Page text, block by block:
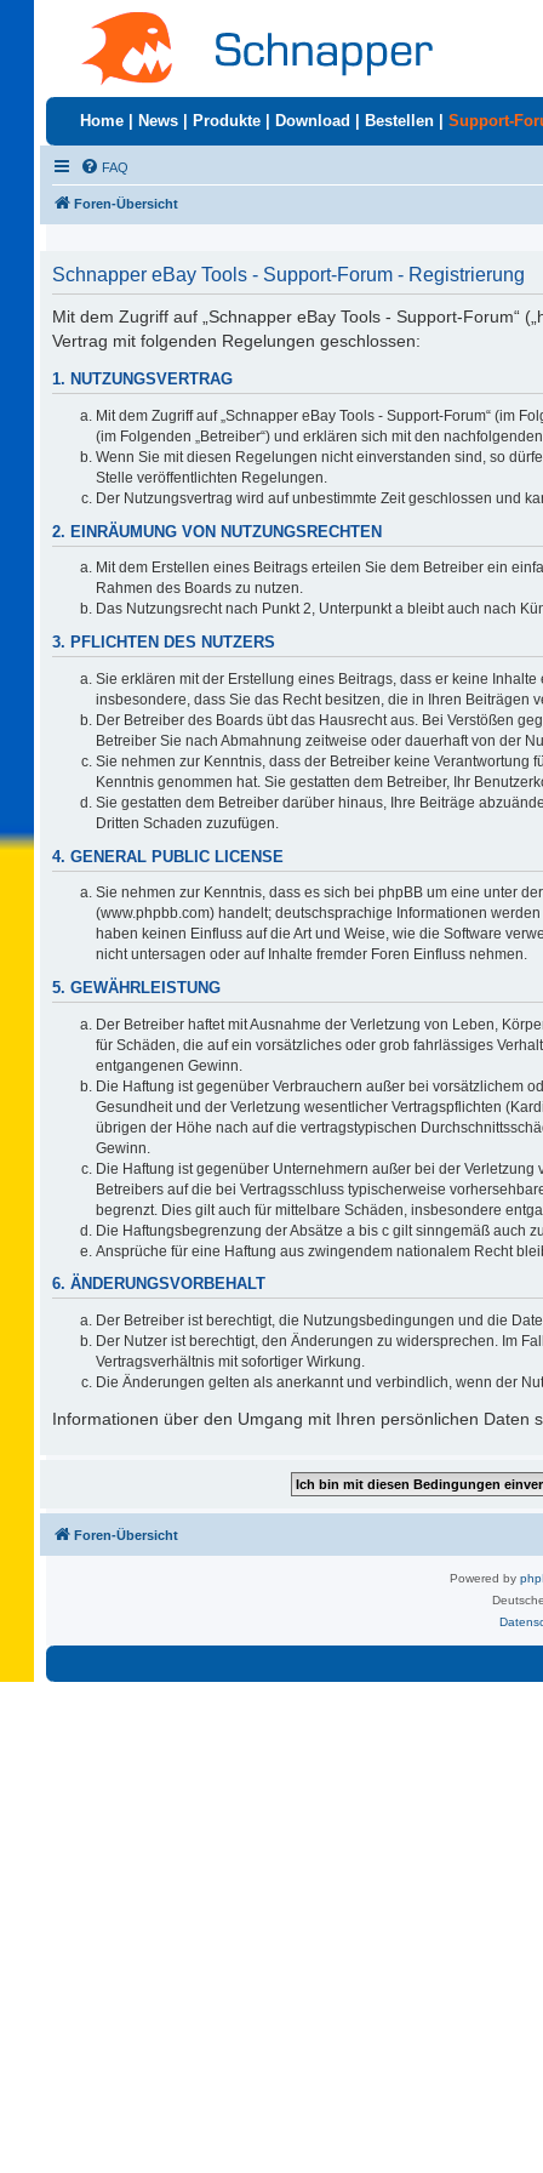
Home News Produkte Download Bestellen Support-
FAQ
Foren-Übersicht
Schnapper eBay Tools - Support-Forum - Registrierung
Mit dem Zugriff auf „Schnapper eBay Tools - Support-Forum“
Vertrag mit folgenden Regelungen geschlossen:
1. NUTZUNGSVERTRAG
Mit dem Zugriff auf „Schnapper eBay Tools - Support-Forum“ (im
(im Folgenden „Betreiber“) und erklären sich mit den
Wenn Sie mit diesen Regelungen nicht einverstanden sind, so
Stelle veröffentlichten Regelungen.
Der Nutzungsvertrag wird auf unbestimmte Zeit geschlossen und
2. EINRÄUMUNG VON NUTZUNGSRECHTEN
Mit dem Erstellen eines Beitrags erteilen Sie dem Betreiber ein
Rahmen des Boards zu nutzen.
Das Nutzungsrecht nach Punkt 2, Unterpunkt a bleibt auch nach
3. PFLICHTEN DES NUTZERS
Sie erklären mit der Erstellung eines Beitrags, dass er keine
insbesondere, dass Sie das Recht besitzen, die in Ihren Beiträgen
Der Betreiber des Boards übt das Hausrecht aus. Bei Verstößen
Betreiber Sie nach Abmahnung zeitweise oder dauerhaft von der
Sie nehmen zur Kenntnis, dass der Betreiber keine Verantwortung
Kenntnis genommen hat. Sie gestatten dem Betreiber, Ihr
Sie gestatten dem Betreiber darüber hinaus, Ihre Beiträge
Dritten Schaden zuzufügen.
4. GENERAL PUBLIC LICENSE
Sie nehmen zur Kenntnis, dass es sich bei phpBB um eine unter der
(www.phpbb.com) handelt; deutschsprachige Informationen
haben keinen Einfluss auf die Art und Weise, wie die Software
nicht untersagen oder auf Inhalte fremder Foren Einfluss nehmen.
5. GEWÄHRLEISTUNG
Der Betreiber haftet mit Ausnahme der Verletzung von Leben,
für Schäden, die auf ein vorsätzliches oder grob fahrlässiges
entgangenen Gewinn.
Die Haftung ist gegenüber Verbrauchern außer bei vorsätzlichem
Gesundheit und der Verletzung wesentlicher Vertragspflichten
übrigen der Höhe nach auf die vertragstypischen
Gewinn.
Die Haftung ist gegenüber Unternehmern außer bei der
Betreibers auf die bei Vertragsschluss typischerweise
begrenzt. Dies gilt auch für mittelbare Schäden, insbesondere
Die Haftungsbegrenzung der Absätze a bis c gilt sinngemäß auch
Ansprüche für eine Haftung aus zwingendem nationalem Recht
6. ÄNDERUNGSVORBEHALT
Der Betreiber ist berechtigt, die Nutzungsbedingungen und die
Der Nutzer ist berechtigt, den Änderungen zu widersprechen. Im
Vertragsverhältnis mit sofortiger Wirkung.
Die Änderungen gelten als anerkannt und verbindlich, wenn der
Informationen über den Umgang mit Ihren persönlichen Daten
Foren-Übersicht
Powered by